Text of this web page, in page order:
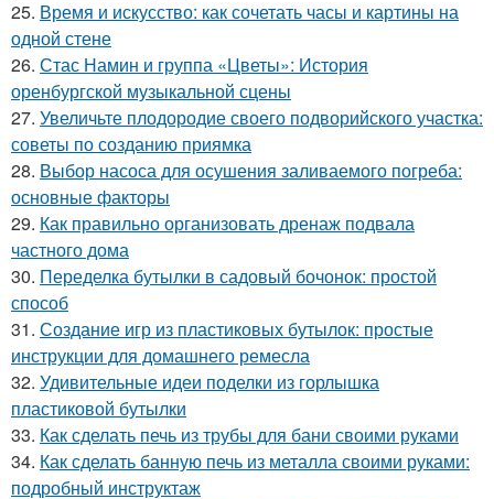
25. Время и искусство: как сочетать часы и картины на
одной стене
26. Стас Намин и группа «Цветы»: История
оренбургской музыкальной сцены
27. Увеличьте плодородие своего подворийского участка:
советы по созданию приямка
28. Выбор насоса для осушения заливаемого погреба:
основные факторы
29. Как правильно организовать дренаж подвала
частного дома
30. Переделка бутылки в садовый бочонок: простой
способ
31. Создание игр из пластиковых бутылок: простые
инструкции для домашнего ремесла
32. Удивительные идеи поделки из горлышка
пластиковой бутылки
33. Как сделать печь из трубы для бани своими руками
34. Как сделать банную печь из металла своими руками:
подробный инструктаж